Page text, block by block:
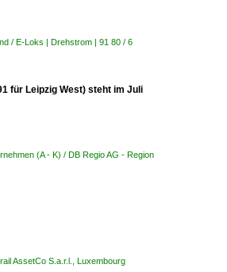
/ E-Loks | Drehstrom | 91 80 / 6
für Leipzig West) steht im Juli
(A - K) / DB Regio AG - Region
AssetCo S.a.r.l., Luxembourg